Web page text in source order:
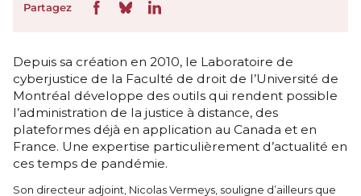
Partagez
Depuis sa création en 2010, le Laboratoire de
cyberjustice de la Faculté de droit de l’Université de
Montréal développe des outils qui rendent possible
l’administration de la justice à distance, des
plateformes déjà en application au Canada et en
France. Une expertise particulièrement d’actualité en
ces temps de pandémie.
Son directeur adjoint, Nicolas Vermeys, souligne d’ailleurs que